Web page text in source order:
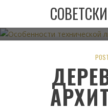
ОСОБЕННОСТИ